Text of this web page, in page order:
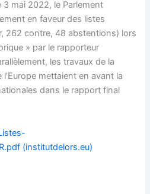
3 mai 2022, le Parlement
en faveur des listes
262 contre, 48 abstentions) lors
» par le rapporteur
les travaux de la
l’Europe mettaient en avant la
dans le rapport final
(institutdelors.eu)